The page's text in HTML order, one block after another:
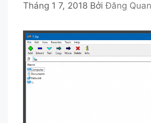
Tháng 1 7, 2018 BởiĐăng